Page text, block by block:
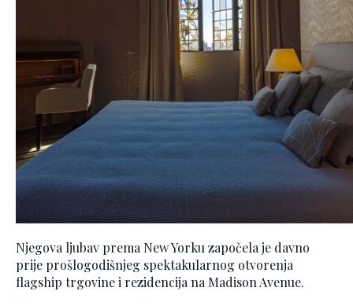
Njegova ljubav prema New Yorku započela je davno
prije prošlogodišnjeg spektakularnog otvorenja
flagship trgovine i rezidencija na Madison Avenue.